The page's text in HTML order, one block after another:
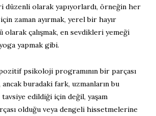
düzenli olarak yapıyorlardı, örneğin her
zaman ayırmak, yerel bir hayır
olarak çalışmak, en sevdikleri yemeği
yapmak gibi.
psikoloji programının bir parçası
buradaki fark, uzmanların bu
edildiği için değil, yaşam
olduğu veya dengeli hissetmelerine